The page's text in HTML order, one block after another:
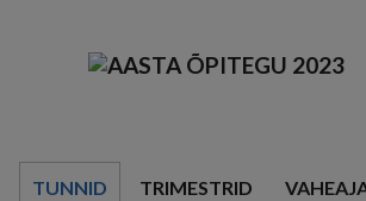
TUNNID TRIMESTRID